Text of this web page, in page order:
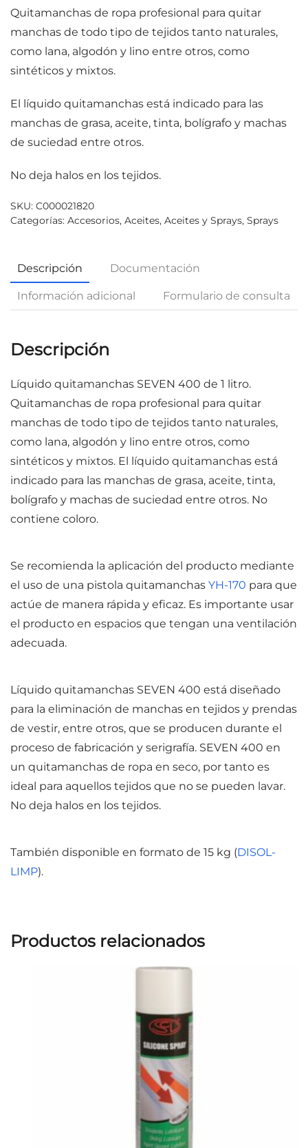
Quitamanchas de ropa profesional para quitar
manchas de todo tipo de tejidos tanto naturales,
como lana, algodón y lino entre otros, como
sintéticos y mixtos.
El líquido quitamanchas está indicado para las
manchas de grasa, aceite, tinta, bolígrafo y machas
de suciedad entre otros.
No deja halos en los tejidos.
SKU: C000021820
Categorías: Accesorios, Aceites, Aceites y Sprays, Sprays
Descripción Documentación
Información adicional Formulario de consulta
Descripción
Líquido quitamanchas SEVEN 400 de 1 litro.
Quitamanchas de ropa profesional para quitar
manchas de todo tipo de tejidos tanto naturales,
como lana, algodón y lino entre otros, como
sintéticos y mixtos. El líquido quitamanchas está
indicado para las manchas de grasa, aceite, tinta,
bolígrafo y machas de suciedad entre otros. No
contiene coloro.
Se recomienda la aplicación del producto mediante
el uso de una pistola quitamanchas YH-170 para que
actúe de manera rápida y eficaz. Es importante usar
el producto en espacios que tengan una ventilación
adecuada.
Líquido quitamanchas SEVEN 400 está diseñado
para la eliminación de manchas en tejidos y prendas
de vestir, entre otros, que se producen durante el
proceso de fabricación y serigrafía. SEVEN 400 en
un quitamanchas de ropa en seco, por tanto es
ideal para aquellos tejidos que no se pueden lavar.
No deja halos en los tejidos.
También disponible en formato de 15 kg (DISOL-
LIMP).
Productos relacionados